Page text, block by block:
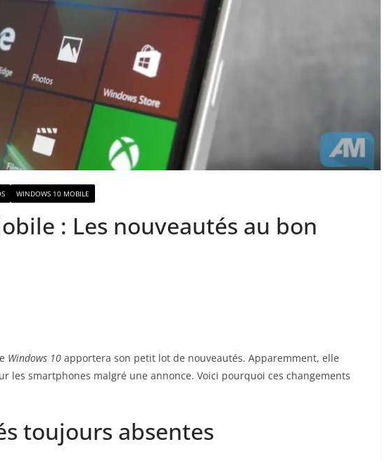
WINDOWS 10 MOBILE
: Les nouveautés au bon
Windows 10 apportera son petit lot de nouveautés. Apparemment, elle
les smartphones malgré une annonce. Voici pourquoi ces changements
toujours absentes